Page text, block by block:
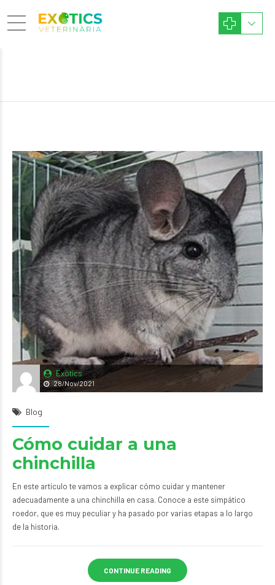
Exòtics
28/Nov/2021
Blog
Cómo cuidar a una
chinchilla
En este artículo te vamos a explicar cómo cuidar y mantener
adecuadamente a una chinchilla en casa. Conoce a este simpático
roedor, que es muy peculiar y ha pasado por varias etapas a lo largo
de la historia.
CONTINUE READING